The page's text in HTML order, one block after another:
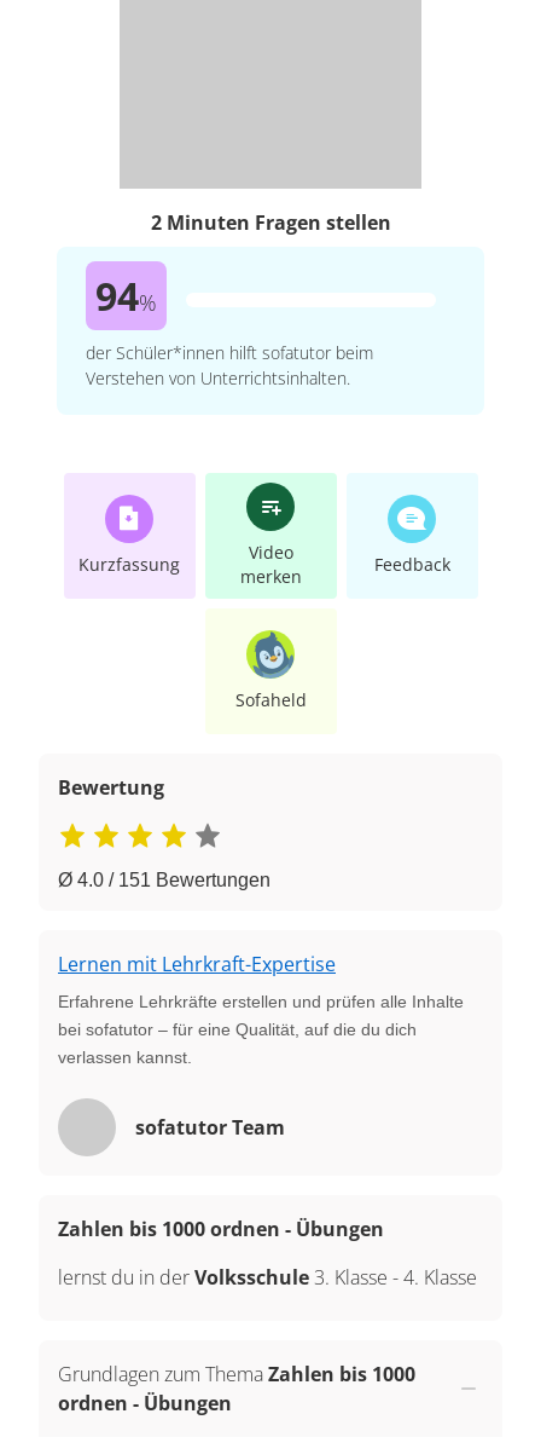
2 Minuten Fragen stellen
94%
der Schüler*innen hilft sofatutor beim
Verstehen von Unterrichtsinhalten.
Kurzfassung
Video
merken
Feedback
Sofaheld
Bewertung
Ø 4.0 / 151 Bewertungen
Lernen mit Lehrkraft-Expertise
Erfahrene Lehrkräfte erstellen und prüfen alle Inhalte
bei sofatutor – für eine Qualität, auf die du dich
verlassen kannst.
sofatutor Team
Zahlen bis 1000 ordnen - Übungen
lernst du in derVolksschule 3. Klasse -4. Klasse
Grundlagen zum ThemaZahlen bis 1000
ordnen - Übungen